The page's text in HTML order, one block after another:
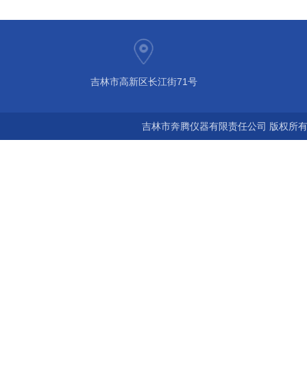
吉林市高新区长江街71号
吉林市奔腾仪器有限责任公司 版权所